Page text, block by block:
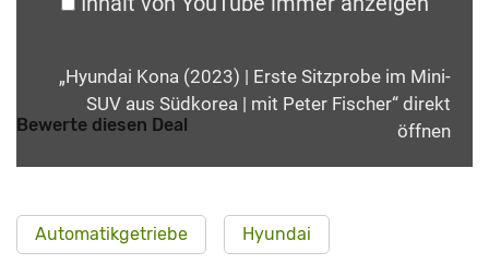
„Hyundai Kona (2023) | Erste Sitzprobe im Mini-
SUV aus Südkorea | mit Peter Fischer“ direkt
öffnen
Bewerte diesen Deal
Automatikgetriebe Hyundai